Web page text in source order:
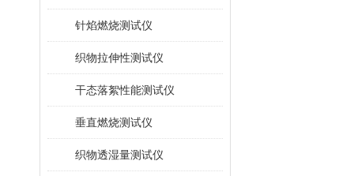
针焰燃烧测试仪
织物拉伸性测试仪
干态落絮性能测试仪
垂直燃烧测试仪
织物透湿量测试仪